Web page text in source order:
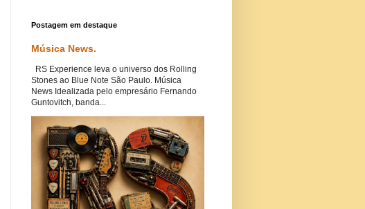
Postagem em destaque
Música News.
RS Experience leva o universo dos Rolling
Stones ao Blue Note São Paulo. Música
News Idealizada pelo empresário Fernando
Guntovitch, banda...